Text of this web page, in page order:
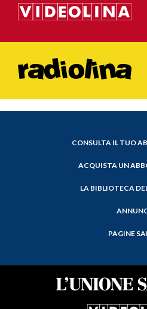
CONSULTA IL TUO
ACQUISTA UN
LA BIBLIOTECA
PAGINE